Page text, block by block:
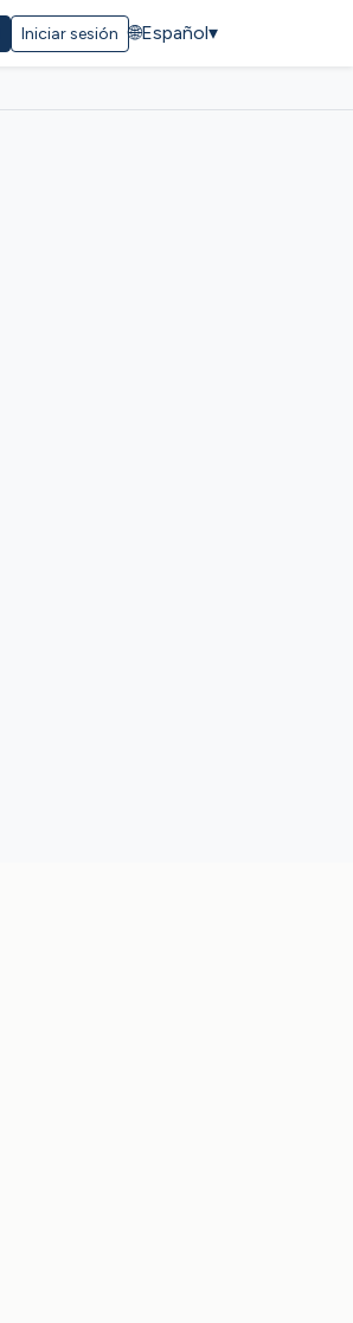
Iniciar sesión 🌐Español▾